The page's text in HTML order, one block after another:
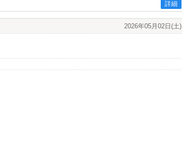
詳細
2026年05月02日(土)